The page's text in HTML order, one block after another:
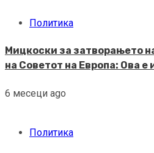
Политика
Мицкоски за затворањето
на Советот на Европа: Ова е
6 месеци ago
Политика